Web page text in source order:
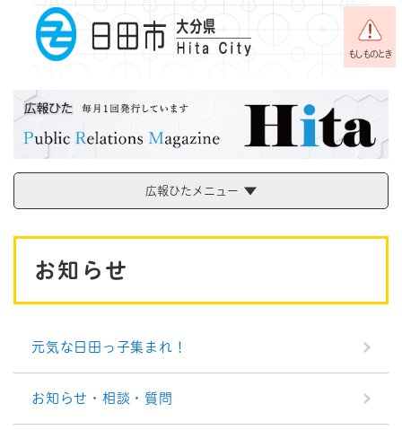
メニューを飛ばして本文へ
もしものとき
広報ひたメニュー
お知らせ
元気な日田っ子集まれ！
お知らせ・相談・質問